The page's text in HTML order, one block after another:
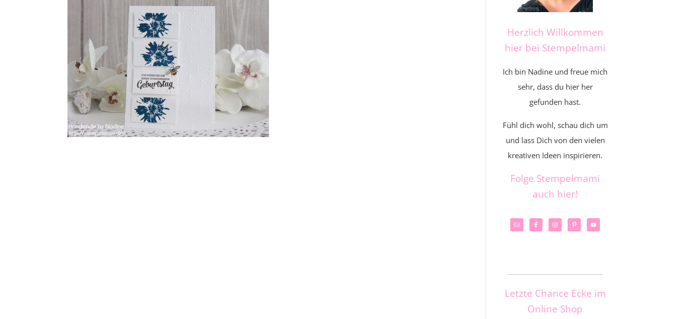
Herzlich Willkommen
hier bei Stempelmami
Ich bin Nadine und freue mich
sehr, dass du hier her
gefunden hast.
Fühl dich wohl, schau dich um
und lass Dich von den vielen
kreativen Ideen inspirieren.
Folge Stempelmami
auch hier!
Letzte Chance Ecke im
Online Shop